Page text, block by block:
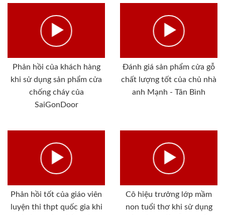
Phản hồi của khách hàng
khi sử dụng sản phẩm cửa
chống cháy của
SaiGonDoor
Đánh giá sản phẩm cửa gỗ
chất lượng tốt của chủ nhà
anh Mạnh - Tân Bình
Phản hồi tốt của giáo viên
luyện thi thpt quốc gia khi
Cô hiệu trưởng lớp mầm
non tuổi thơ khi sử dụng